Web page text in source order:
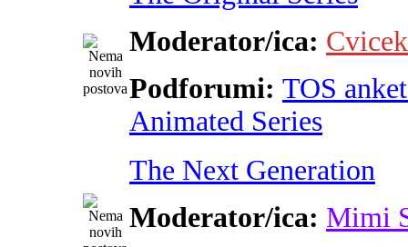
Moderator/ica: Cvicek
Podforumi: TOS
Animated Series
The Next Generation
Moderator/ica: Mimi